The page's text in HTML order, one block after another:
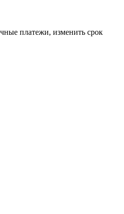
платежи, изменить срок